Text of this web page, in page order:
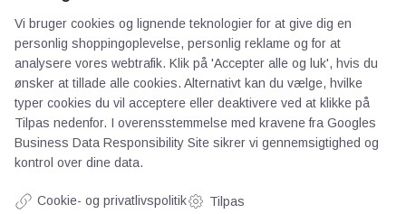
Kontakt
Persondata
Videncentre
Teknologisk Institut
Videncentre
Vi bruger cookies og lignende teknologier for at give dig en
personlig shoppingoplevelse, personlig reklame og for at
analysere vores webtrafik. Klik på 'Accepter alle og luk', hvis du
ønsker at tillade alle cookies. Alternativt kan du vælge, hvilke
typer cookies du vil acceptere eller deaktivere ved at klikke på
Tilpas nedenfor. I overensstemmelse med kravene fra Googles
Business Data Responsibility Site sikrer vi gennemsigtighed og
kontrol over dine data.
Cookie- og privatlivspolitik Tilpas